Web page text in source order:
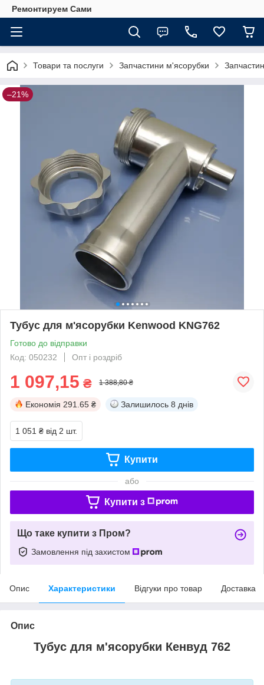
Ремонтируем Сами
Товари та послуги Запчастини м'ясорубки
–21%
Тубус для м'ясорубки Kenwood KNG762
Готово до відправки
Код: 050232
Опт і роздріб
1 097,15 ₴ 1 388,80 ₴
Економія 291.65 ₴ Залишилось 8 днів
1 051 ₴ від 2 шт.
Купити
або
Купити з
Що таке купити з Пром?
Замовлення під захистом
Опис Характеристики Відгуки про товар Доставка
Опис
Тубус для м'ясорубки Кенвуд 762